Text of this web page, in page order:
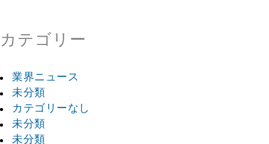
カテゴリー
業界ニュース
未分類
カテゴリーなし
未分類
未分類